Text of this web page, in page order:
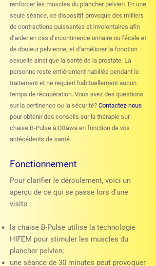
renforcer les muscles du plancher pelvien. En une
seule séance, ce dispositif provoque des milliers
de contractions puissantes et involontaires afin
d’aider en cas d’incontinence urinaire ou fécale et
de douleur pelvienne, et d’améliorer la fonction
sexuelle ainsi que la santé de la prostate. La
personne reste entièrement habillée pendant le
traitement et ne requiert habituellement aucun
temps de récupération. Vous avez des questions
sur la pertinence ou la sécurité? Contactez-nous
pour obtenir des conseils sur la thérapie sur
chaise B-Pulse à Ottawa en fonction de vos
antécédents de santé.
Fonctionnement
Pour clarifier le déroulement, voici un
aperçu de ce qui se passe lors d’une
visite :
la chaise B-Pulse utilise la technologie
HIFEM pour stimuler les muscles du
plancher pelvien;
une séance de 30 minutes peut provoquer